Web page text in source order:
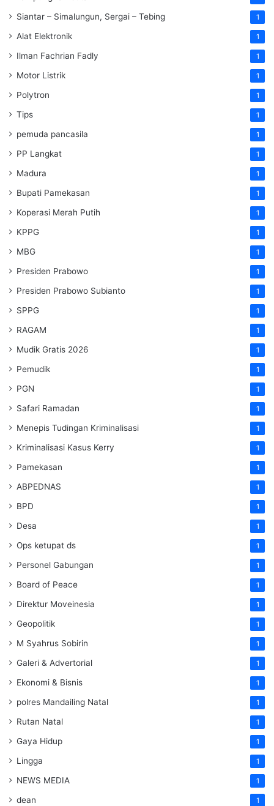
Siantar – Simalungun, Sergai – Tebing 1
Alat Elektronik 1
Ilman Fachrian Fadly 1
Motor Listrik 1
Polytron 1
Tips 1
pemuda pancasila 1
PP Langkat 1
Madura 1
Bupati Pamekasan 1
Koperasi Merah Putih 1
KPPG 1
MBG 1
Presiden Prabowo 1
Presiden Prabowo Subianto 1
SPPG 1
RAGAM 1
Mudik Gratis 2026 1
Pemudik 1
PGN 1
Safari Ramadan 1
Menepis Tudingan Kriminalisasi 1
Kriminalisasi Kasus Kerry 1
Pamekasan 1
ABPEDNAS 1
BPD 1
Desa 1
Ops ketupat ds 1
Personel Gabungan 1
Board of Peace 1
Direktur Moveinesia 1
Geopolitik 1
M Syahrus Sobirin 1
Galeri & Advertorial 1
Ekonomi & Bisnis 1
polres Mandailing Natal 1
Rutan Natal 1
Gaya Hidup 1
Lingga 1
NEWS MEDIA 1
dean 1